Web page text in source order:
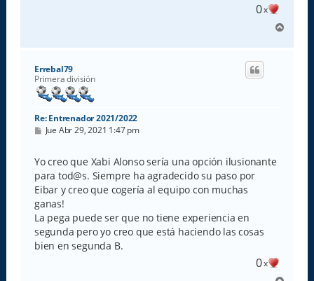
0x
r
Errebal79
Primera división
Re: Entrenador 2021/2022
M
s
a
j
e
Jue Abr 29, 2021 1:47 pm
Yo creo que Xabi Alonso sería una opción ilusionante
para tod@s. Siempre ha agradecido su paso por
Eibar y creo que cogería al equipo con muchas
ganas!
La pega puede ser que no tiene experiencia en
segunda pero yo creo que está haciendo las cosas
bien en segunda B.
0x